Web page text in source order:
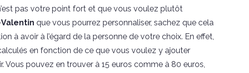
pas votre point fort et que vous voulez plutôt
que vous pourrez personnaliser, sachez que cela
à avoir à l’égard de la personne de votre choix. En effet,
en fonction de ce que vous voulez y ajouter
Vous pouvez en trouver à 15 euros comme à 80 euros,